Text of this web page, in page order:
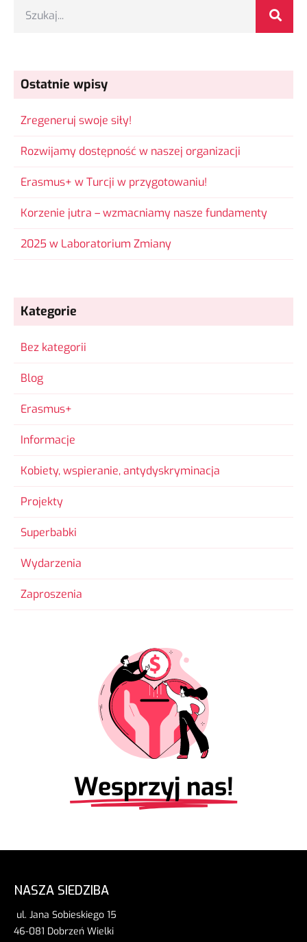
Ostatnie wpisy
Zregeneruj swoje siły!
Rozwijamy dostępność w naszej organizacji
Erasmus+ w Turcji w przygotowaniu!
Korzenie jutra – wzmacniamy nasze fundamenty
2025 w Laboratorium Zmiany
Kategorie
Bez kategorii
Blog
Erasmus+
Informacje
Kobiety, wspieranie, antydyskryminacja
Projekty
Superbabki
Wydarzenia
Zaproszenia
Wesprzyj nas!
NASZA SIEDZIBA
ul. Jana Sobieskiego 15
46-081 Dobrzeń Wielki